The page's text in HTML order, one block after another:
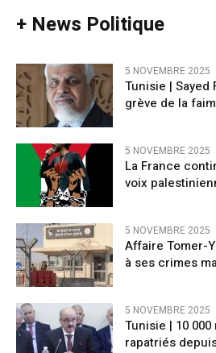
+ News Politique
5 NOVEMBRE 2025
Tunisie | Sayed
grève de la faim
5 NOVEMBRE 2025
La France
voix
5 NOVEMBRE 2025
Affaire Tomer-
à ses crimes
5 NOVEMBRE 2025
Tunisie | 10
rapatriés